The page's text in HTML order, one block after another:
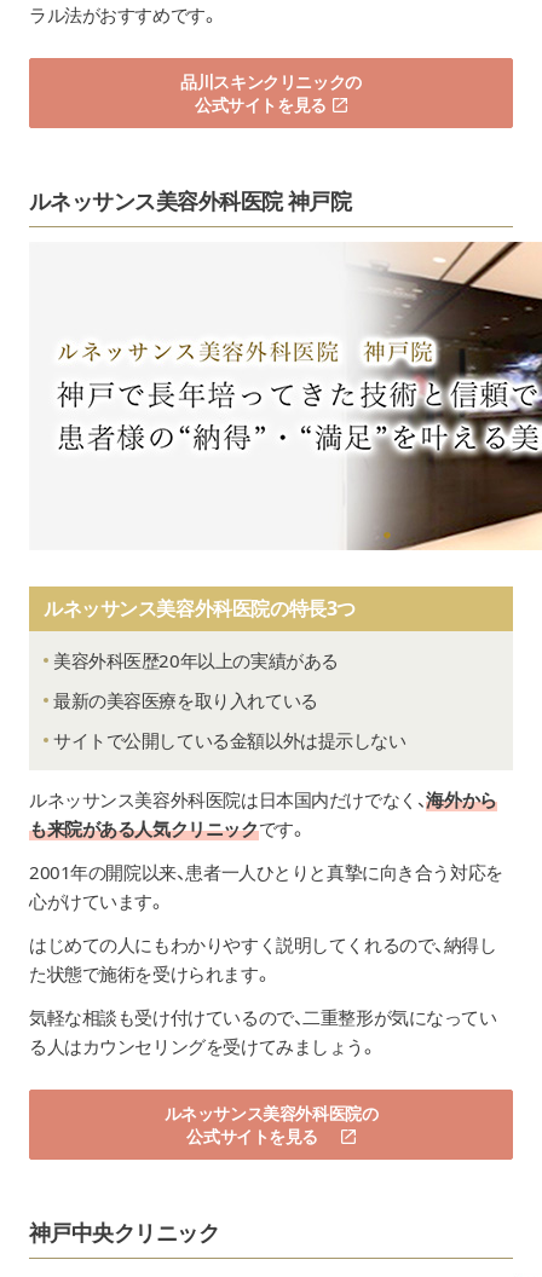
ラル法がおすすめです。
品川スキンクリニックの
公式サイトを見る
ルネッサンス美容外科医院 神戸院
ルネッサンス美容外科医院の特長3つ
美容外科医歴20年以上の実績がある
最新の美容医療を取り入れている
サイトで公開している金額以外は提示しない
ルネッサンス美容外科医院は日本国内だけでなく、海外から
も来院がある人気クリニックです。
2001年の開院以来、患者一人ひとりと真摯に向き合う対応を
心がけています。
はじめての人にもわかりやすく説明してくれるので、納得し
た状態で施術を受けられます。
気軽な相談も受け付けているので、二重整形が気になってい
る人はカウンセリングを受けてみましょう。
ルネッサンス美容外科医院の
公式サイトを見る
神戸中央クリニック